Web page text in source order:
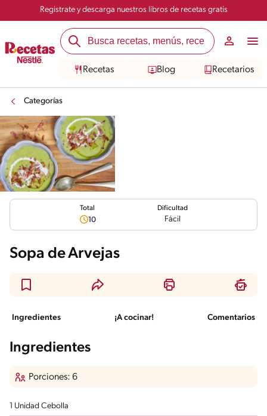
Registrate y descarga nuestros libros de recetas gratis
Recetas Blog Recetarios
Categorías
Total
10
Dificultad
Fácil
Sopa de Arvejas
Ingredientes ¡A cocinar! Comentarios
Ingredientes
Porciones: 6
1 Unidad Cebolla